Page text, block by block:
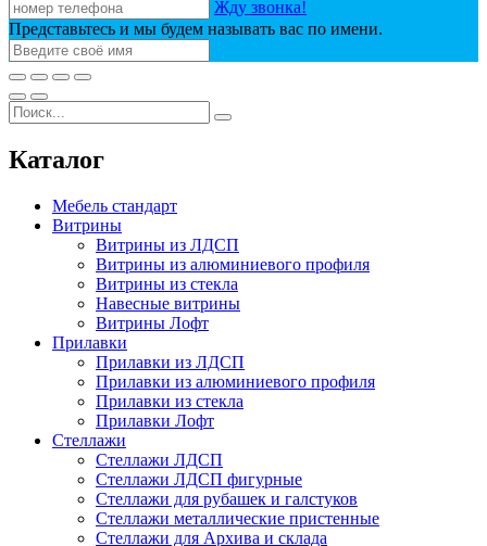
Жду звонка!
Представьтесь и мы будем называть вас по имени.
Каталог
Мебель стандарт
Витрины
Витрины из ЛДСП
Витрины из алюминиевого профиля
Витрины из стекла
Навесные витрины
Витрины Лофт
Прилавки
Прилавки из ЛДСП
Прилавки из алюминиевого профиля
Прилавки из стекла
Прилавки Лофт
Стеллажи
Стеллажи ЛДСП
Стеллажи ЛДСП фигурные
Стеллажи для рубашек и галстуков
Стеллажи металлические пристенные
Стеллажи для Архива и склада